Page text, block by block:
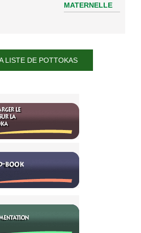
MATERNELLE
LISTE DE POTTOKAS